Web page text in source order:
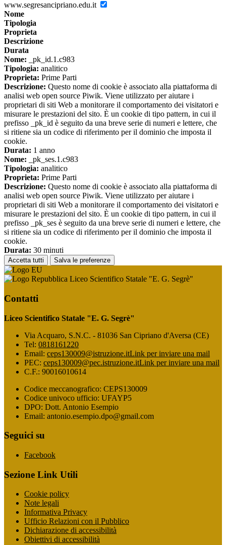
www.segresancipriano.edu.it
Nome
Tipologia
Proprieta
Descrizione
Durata
Nome: _pk_id.1.c983
Tipologia: analitico
Proprieta: Prime Parti
Descrizione: Questo nome di cookie è associato alla piattaforma di
analisi web open source Piwik. Viene utilizzato per aiutare i
proprietari di siti Web a monitorare il comportamento dei visitatori e
misurare le prestazioni del sito. È un cookie di tipo pattern, in cui il
prefisso _pk_id è seguito da una breve serie di numeri e lettere, che
si ritiene sia un codice di riferimento per il dominio che imposta il
cookie.
Durata: 1 anno
Nome: _pk_ses.1.c983
Tipologia: analitico
Proprieta: Prime Parti
Descrizione: Questo nome di cookie è associato alla piattaforma di
analisi web open source Piwik. Viene utilizzato per aiutare i
proprietari di siti Web a monitorare il comportamento dei visitatori e
misurare le prestazioni del sito. È un cookie di tipo pattern, in cui il
prefisso _pk_ses è seguito da una breve serie di numeri e lettere, che
si ritiene sia un codice di riferimento per il dominio che imposta il
cookie.
Durata: 30 minuti
Accetta tutti Salva le preferenze
Liceo Scientifico Statale "E. G. Segrè"
Contatti
Liceo Scientifico Statale "E. G. Segrè"
Via Acquaro, S.N.C. - 81036 San Cipriano d'Aversa (CE)
Tel: 0818161220
Email: ceps130009@istruzione.itLink per inviare una mail
PEC: ceps130009@pec.istruzione.itLink per inviare una mail
C.F.: 90016010614
Codice meccanografico: CEPS130009
Codice univoco ufficio: UFAYP5
DPO: Dott. Antonio Esempio
Email: antonio.esempio.dpo@gmail.com
Seguici su
Facebook
Sezione Link Utili
Cookie policy
Note legali
Informativa Privacy
Ufficio Relazioni con il Pubblico
Dichiarazione di accessibilità
Obiettivi di accessibilità